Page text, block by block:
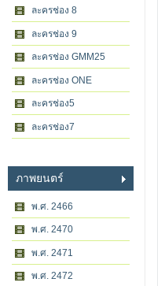
ละครช่อง 8
ละครช่อง 9
ละครช่อง GMM25
ละครช่อง ONE
ละครช่อง5
ละครช่อง7
ภาพยนตร์
พ.ศ. 2466
พ.ศ. 2470
พ.ศ. 2471
พ.ศ. 2472